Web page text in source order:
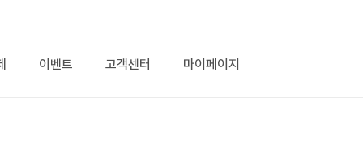
이벤트 고객센터 마이페이지